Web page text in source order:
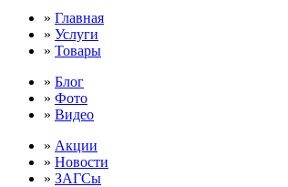
» Главная
» Услуги
» Товары
» Блог
» Фото
» Видео
» Акции
» Новости
» ЗАГСы